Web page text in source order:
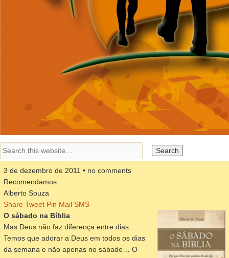
3 de dezembro de 2011 • no comments
Recomendamos
Alberto Souza
Share Tweet Pin Mail SMS
O sábado na Bíblia
Mas Deus não faz diferença entre dias…
Temos que adorar a Deus em todos os dias
da semana e não apenas no sábado… O